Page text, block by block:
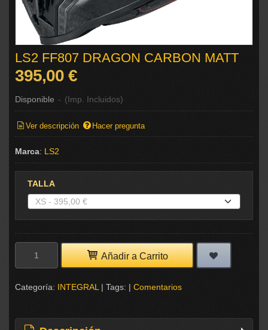
LS2 FF807 DRAGON CARBON MATT
395,00 €
Disponible - (Imp. Incluidos)
Ver descripción Hacer pregunta
Marca: LS2
TALLA
Añadir a Carrito
Categoría: INTEGRAL | Tags: | Comentarios